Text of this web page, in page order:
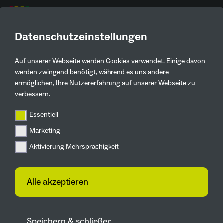
Datenschutzeinstellungen
Auf unserer Webseite werden Cookies verwendet. Einige davon
werden zwingend benötigt, während es uns andere
ermöglichen, Ihre Nutzererfahrung auf unserer Webseite zu
verbessern.
Essentiell
Marketing
Aktivierung Mehrsprachigkeit
Alle akzeptieren
Kontaktinformationen
Dorothea Lüke
Recklinghausen
Heidestraße 75 45659